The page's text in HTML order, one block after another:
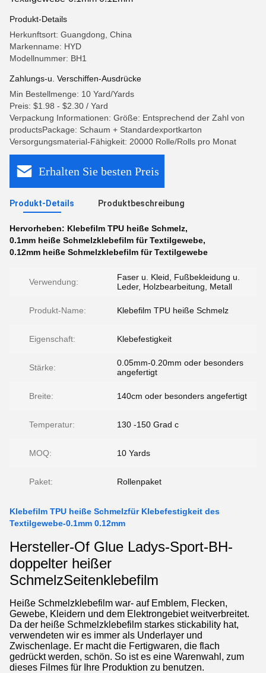
Produkt-Details
Herkunftsort: Guangdong, China
Markenname: HYD
Modellnummer: BH1
Zahlungs-u. Verschiffen-Ausdrücke
Min Bestellmenge: 10 Yard/Yards
Preis: $1.98 - $2.30 / Yard
Verpackung Informationen: Größe: Entsprechend der Zahl von
productsPackage: Schaum + Standardexportkarton
Versorgungsmaterial-Fähigkeit: 20000 Rolle/Rolls pro Monat
Erhalten Sie besten Preis
Produkt-Details Produktbeschreibung
Hervorheben: Klebefilm TPU heiße Schmelz,
0.1mm heiße Schmelzklebefilm für Textilgewebe,
0.12mm heiße Schmelzklebefilm für Textilgewebe
Verwendung:
Faser u. Kleid, Fußbekleidung u.
Leder, Holzbearbeitung, Metall
Produkt-Name: Klebefilm TPU heiße Schmelz
Eigenschaft: Klebefestigkeit
Stärke:
0.05mm-0.20mm oder besonders
angefertigt
Breite: 140cm oder besonders angefertigt
Temperatur: 130 -150 Grad c
MOQ: 10 Yards
Paket: Rollenpaket
Klebefilm TPU heiße Schmelzfür Klebefestigkeit des
Textilgewebe-0.1mm 0.12mm
Hersteller-Of Glue Ladys-Sport-BH-
doppelter heißer
SchmelzSeitenklebefilm
Heiße Schmelzklebefilm war- auf Emblem, Flecken,
Gewebe, Kleidern und dem Elektrongebiet weitverbreitet.
Da der heiße Schmelzklebefilm starkes stickability hat,
verwendeten wir es immer als Underlayer und
Zwischenlage. Er macht die Fertigwaren, die flach
gedrückt werden, schön. So ist es eine Warenwahl, zum
dieses Filmes für Ihre Produktion zu benutzen.